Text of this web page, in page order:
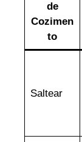
de
Cozimen
to
Saltear